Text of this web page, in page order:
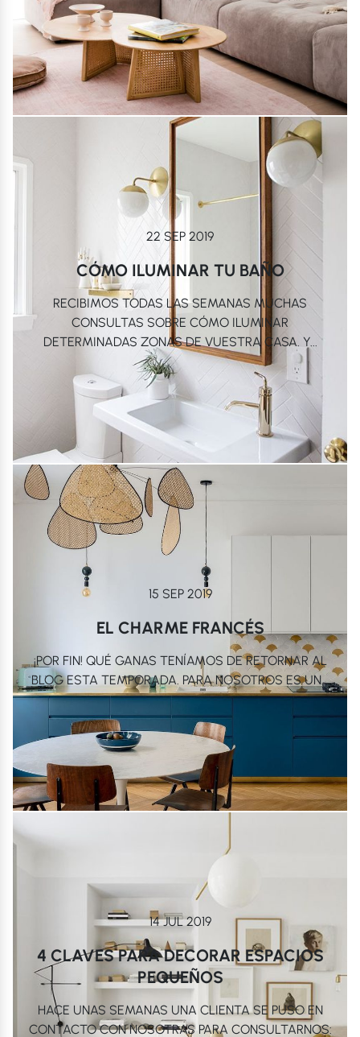
22 SEP 2019
CÓMO ILUMINAR TU BAÑO
RECIBIMOS TODAS LAS SEMANAS MUCHAS
CONSULTAS SOBRE CÓMO ILUMINAR
DETERMINADAS ZONAS DE VUESTRA CASA. Y...
15 SEP 2019
EL CHARME FRANCÉS
¡POR FIN! QUÉ GANAS TENÍAMOS DE RETORNAR AL
BLOG ESTA TEMPORADA. PARA NOSOTROS ES UN...
14 JUL 2019
4 CLAVES PARA DECORAR ESPACIOS
PEQUEÑOS
HACE UNAS SEMANAS UNA CLIENTA SE PUSO EN
CONTACTO CON NOSOTRAS PARA CONSULTARNOS: